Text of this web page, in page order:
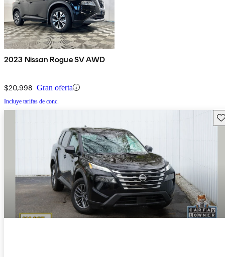
2023 Nissan Rogue SV AWD
$20,998 Gran oferta
Incluye tarifas de conc.